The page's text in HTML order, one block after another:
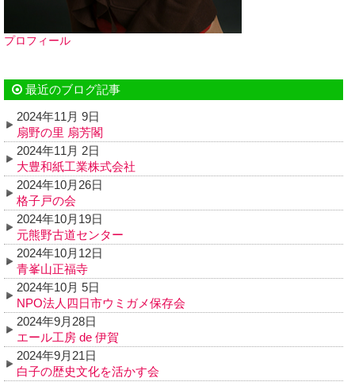
プロフィール
最近のブログ記事
2024年11月 9日
扇野の里 扇芳閣
2024年11月 2日
大豊和紙工業株式会社
2024年10月26日
格子戸の会
2024年10月19日
元熊野古道センター
2024年10月12日
青峯山正福寺
2024年10月 5日
NPO法人四日市ウミガメ保存会
2024年9月28日
エール工房 de 伊賀
2024年9月21日
白子の歴史文化を活かす会